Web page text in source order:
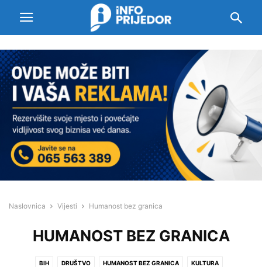
Naslovnica Vijesti Humanost bez granica
HUMANOST BEZ GRANICA
BIH DRUŠTVO HUMANOST BEZ GRANICA KULTURA